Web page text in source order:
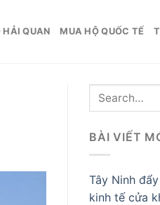
HẢI QUAN MUA HỘ QUỐC TẾ
BÀI VIẾT
Tây Ninh
kinh tế cửa